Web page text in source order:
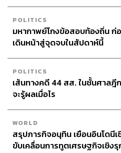
POLITICS
มหากาพย์โกงข้อสอบท้องถิ่น ก่
เดินหน้าสู่จุดจบในสัปดาห์นี้
POLITICS
เส้นทางคดี 44 สส. ในชั้นศาลฎี
จะรู้ผลเมื่อไร
WORLD
สรุปภารกิจอนุทิน เยือนอินโดนีเ
ขับเคลื่อนการทูตเศรษฐกิจเชิงรุ